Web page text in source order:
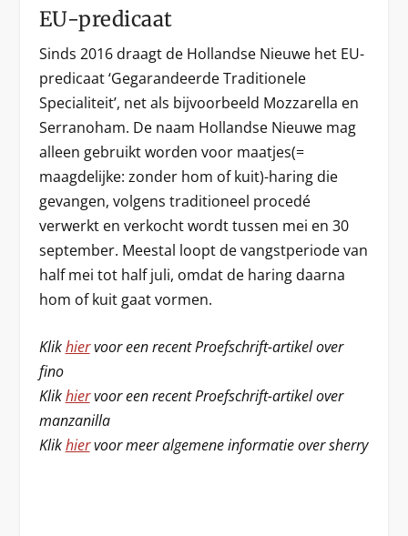
EU-predicaat
Sinds 2016 draagt de Hollandse Nieuwe het EU-
predicaat ‘Gegarandeerde Traditionele
Specialiteit’, net als bijvoorbeeld Mozzarella en
Serranoham. De naam Hollandse Nieuwe mag
alleen gebruikt worden voor maatjes(=
maagdelijke: zonder hom of kuit)-haring die
gevangen, volgens traditioneel procedé
verwerkt en verkocht wordt tussen mei en 30
september. Meestal loopt de vangstperiode van
half mei tot half juli, omdat de haring daarna
hom of kuit gaat vormen.
Klikhiervoor een recent Proefschrift-artikel over
fino
Klikhiervoor een recent Proefschrift-artikel over
manzanilla
Klikhiervoor meer algemene informatie over sherry